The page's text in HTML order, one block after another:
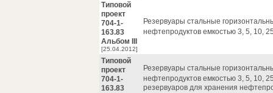
Типовой
проект
704-1-
163.83
Альбом III
[25.04.2012]
Резервуары стальные
нефтепродуктов емкостью 3, 5, 10,
Типовой
проект
704-1-
163.83
Резервуары стальные
нефтепродуктов емкостью 3, 5, 10,
резервуаров для хранения